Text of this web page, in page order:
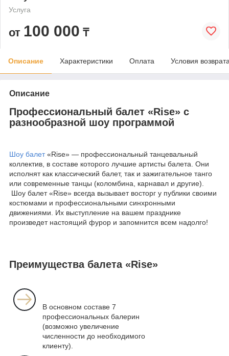
Услуга
от 100 000 ₸
Описание Характеристики Оплата Условия
Описание
Профессиональный балет «Rise» с
разнообразной шоу программой
Шоу балет«Rise» — профессиональный танцевальный
коллектив, в составе которого лучшие артисты балета. Они
исполнят как классический балет, так и зажигательное танго
или современные танцы (коломбина, карнавал и другие).
Шоу балет «Rise» всегда вызывает восторг у публики своими
костюмами и профессиональными синхронными
движениями. Их выступление на вашем празднике
произведет настоящий фурор и запомнится всем надолго!
Преимущества балета «Rise»
В основном составе 7
профессиональных балерин
(возможно увеличение
численности до необходимого
клиенту).